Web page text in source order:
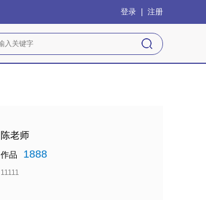
登录 注册
陈老师
作品 1888
11111